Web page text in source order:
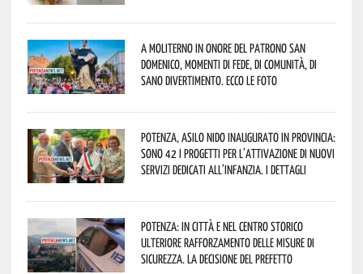
A Moliterno in onore del Patrono San
Domenico, momenti di fede, di comunità, di
sano divertimento. Ecco le foto
Potenza, asilo nido inaugurato in provincia:
sono 42 i progetti per l’attivazione di nuovi
servizi dedicati all’infanzia. I dettagli
Potenza: in città e nel centro storico
ulteriore rafforzamento delle misure di
sicurezza. La decisione del Prefetto